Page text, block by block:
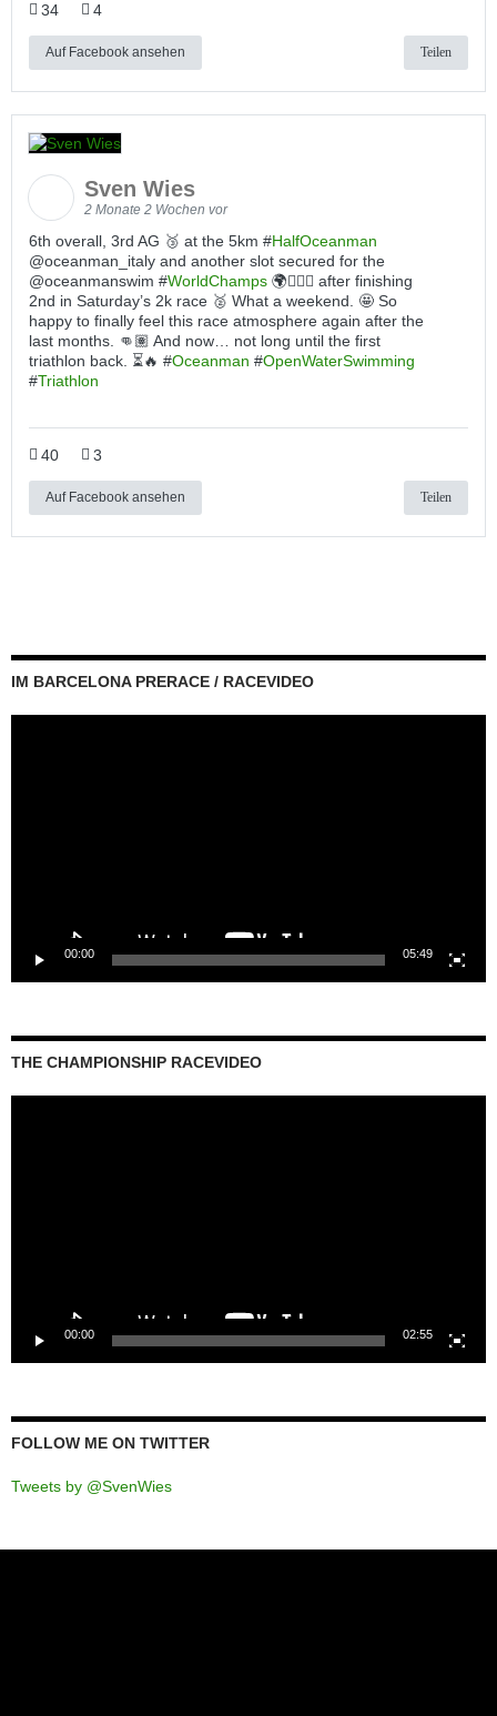
34 4
Auf Facebook ansehen Teilen
Sven Wies
2 Monate 2 Wochen vor
6th overall, 3rd AG 🥉 at the 5km #HalfOceanman
@oceanman_italy and another slot secured for the
@oceanmanswim #WorldChamps 🌍🏊🏽‍♂️ after finishing
2nd in Saturday’s 2k race 🥈 What a weekend. 🤩 So
happy to finally feel this race atmosphere again after the
last months. 👊🏽 And now… not long until the first
triathlon back. ⏳🔥 #Oceanman #OpenWaterSwimming
#Triathlon
40 3
Auf Facebook ansehen Teilen
IM BARCELONA PRERACE / RACEVIDEO
00:00 05:49
THE CHAMPIONSHIP RACEVIDEO
00:00 02:55
FOLLOW ME ON TWITTER
Tweets by @SvenWies